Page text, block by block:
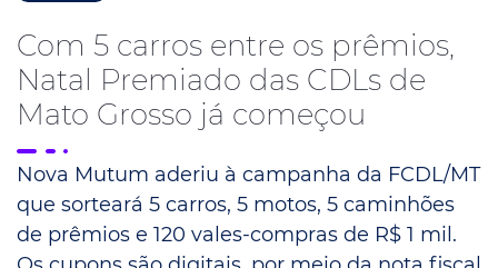
Com 5 carros entre os prêmios,
Natal Premiado das CDLs de
Mato Grosso já começou
Nova Mutum aderiu à campanha da FCDL/MT
que sorteará 5 carros, 5 motos, 5 caminhões
de prêmios e 120 vales-compras de R$ 1 mil.